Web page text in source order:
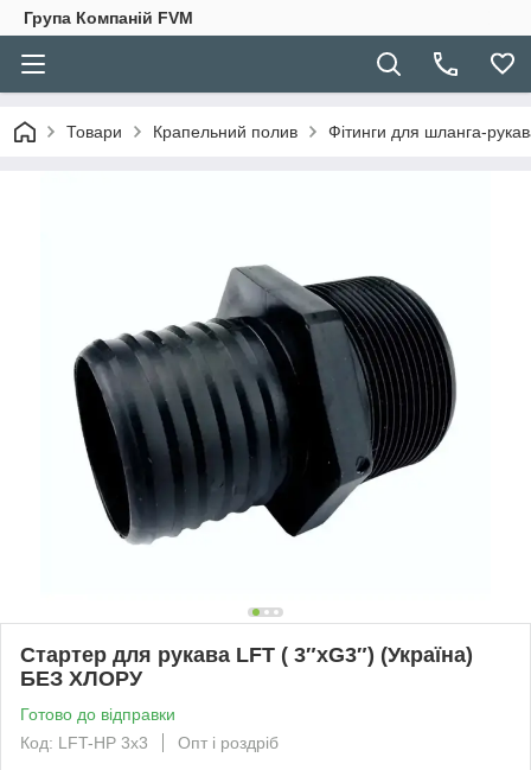
Група Компаній FVM
Товари Крапельний полив Фітинги для шланга-
Стартер для рукава LFT ( 3″xG3″) (Україна)
БЕЗ ХЛОРУ
Готово до відправки
Код: LFT-HP 3х3
Опт і роздріб